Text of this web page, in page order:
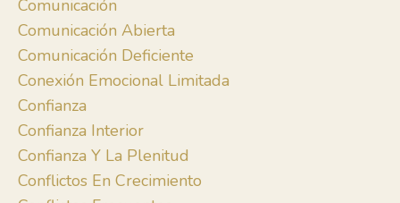
Comunicación
Comunicación Abierta
Comunicación Deficiente
Conexión Emocional Limitada
Confianza
Confianza Interior
Confianza Y La Plenitud
Conflictos En Crecimiento